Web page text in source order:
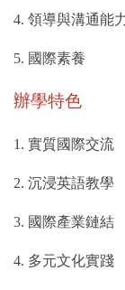
4. 領導與溝通能
5. 國際素養
辦學特色
1. 實質國際交流
2. 沉浸英語教學
3. 國際產業鏈結
4. 多元文化實踐